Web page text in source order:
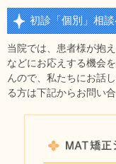
初診「個別」相
当院では、患者様が抱
などにお応えする機会
んので、私たちにお話
る方は下記からお問い